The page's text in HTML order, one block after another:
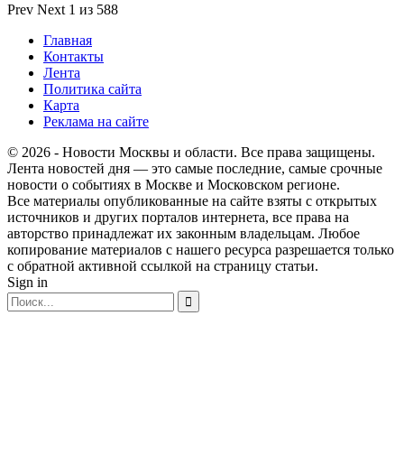
Prev Next 1 из 588
Главная
Контакты
Лента
Политика сайта
Карта
Реклама на сайте
© 2026 - Новости Москвы и области. Все права защищены.
Лента новостей дня — это самые последние, самые срочные
новости о событиях в Москве и Московском регионе.
Все материалы опубликованные на сайте взяты с открытых
источников и других порталов интернета, все права на
авторство принадлежат их законным владельцам. Любое
копирование материалов с нашего ресурса разрешается только
с обратной активной ссылкой на страницу статьи.
Sign in